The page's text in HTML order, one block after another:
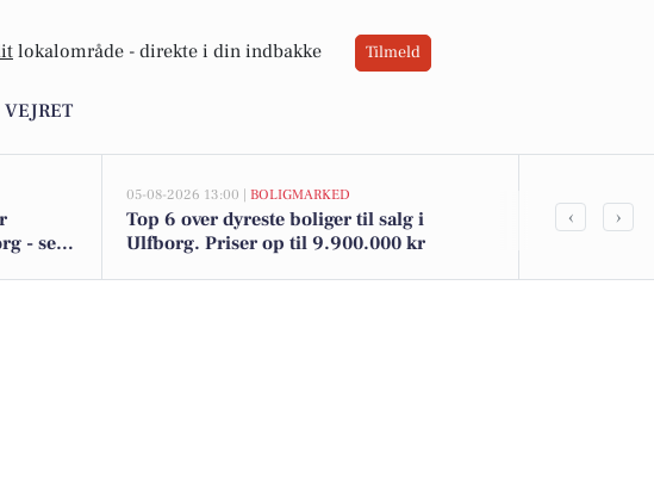
lokalområde - direkte i din indbakke Tilmeld
VEJRET
- se
05-08-2026 13:00 | BOLIGMARKED
Top 6 over dyreste boliger til salg i
Ulfborg. Priser op til 9.900.000 kr
‹ ›